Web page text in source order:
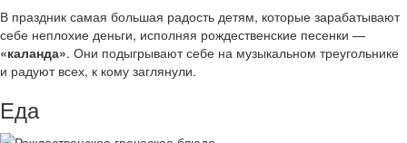
В праздник самая большая радость детям, которые зарабатывают
себе неплохие деньги, исполняя рождественские песенки —
«каланда». Они подыгрывают себе на музыкальном треугольнике
и радуют всех, к кому заглянули.
Еда